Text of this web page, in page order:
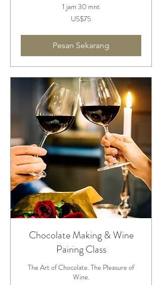
1 jam 30 mnt
US$75
Pesan Sekarang
Chocolate Making & Wine
Pairing Class
The Art of Chocolate. The Pleasure of
Wine.